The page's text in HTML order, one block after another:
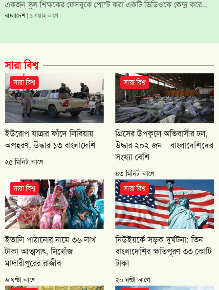
একজন স্কুল শিক্ষকের ফেসবুকে পোস্ট করা একটি ভিডিওকে কেন্দ্র করে...
বাংলাদেশ | ১ সপ্তাহ আগে
সারা বিশ্ব
সারা বিশ্ব
ইউরোপ যাত্রার ফাঁদে লিবিয়ায়
অপহরণ, উদ্ধার ১৩ বাংলাদেশি
২৫ মিনিট আগে
সারা বিশ্ব
গ্রিসের উপকূলে অভিবাসীর ঢল,
উদ্ধার ২০২ জন—বাংলাদেশিদের
সংখ্যা বেশি
৪৩ মিনিট আগে
সারা বিশ্ব
ইতালি পাঠানোর নামে ৩৬ লাখ
টাকা আত্মসাৎ, নিখোঁজ
মাদারীপুরের রাজীব
৬ ঘণ্টা আগে
সারা বিশ্ব
নিউইয়র্কে সড়ক দুর্ঘটনা: তিন
বাংলাদেশির ক্ষতিপূরণ ৩৩ কোটি
টাকা
২০ ঘণ্টা আগে